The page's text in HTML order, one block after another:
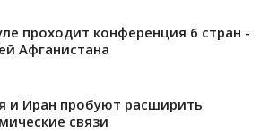
проходит конференция 6 стран -
Афганистана
и Иран пробуют расширить
связи